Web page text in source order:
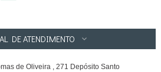
DE ATENDIMENTO
de Oliveira , 271 Depósito Santo